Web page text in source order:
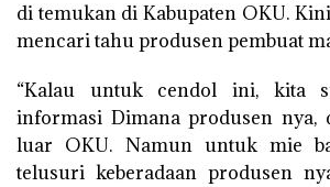
di temukan di Kabupaten OKU.
mencari tahu produsen pembuat
“Kalau untuk cendol ini, kita
informasi Dimana produsen nya,
luar OKU. Namun untuk mie
telusuri keberadaan produsen